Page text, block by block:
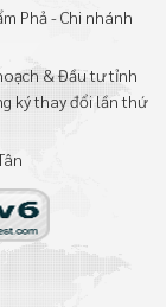
Phả - Chi nhánh
& Đầu tư tỉnh
ký thay đổi lần thứ